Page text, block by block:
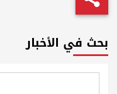
بحث في الأخبار